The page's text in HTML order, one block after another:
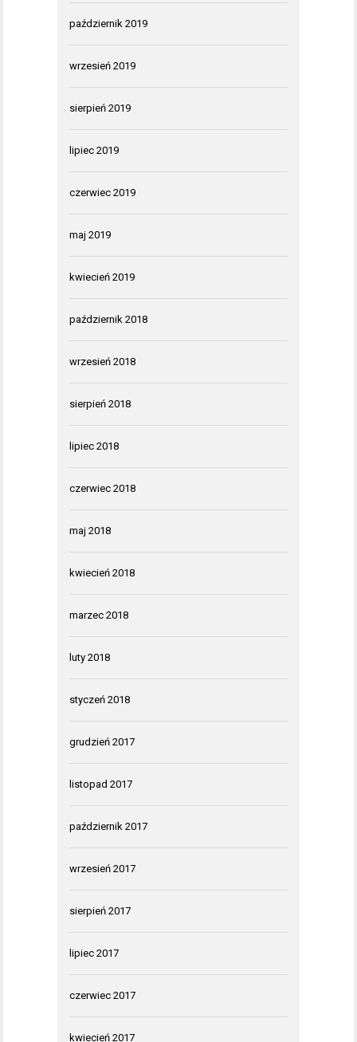
październik 2019
wrzesień 2019
sierpień 2019
lipiec 2019
czerwiec 2019
maj 2019
kwiecień 2019
październik 2018
wrzesień 2018
sierpień 2018
lipiec 2018
czerwiec 2018
maj 2018
kwiecień 2018
marzec 2018
luty 2018
styczeń 2018
grudzień 2017
listopad 2017
październik 2017
wrzesień 2017
sierpień 2017
lipiec 2017
czerwiec 2017
kwiecień 2017